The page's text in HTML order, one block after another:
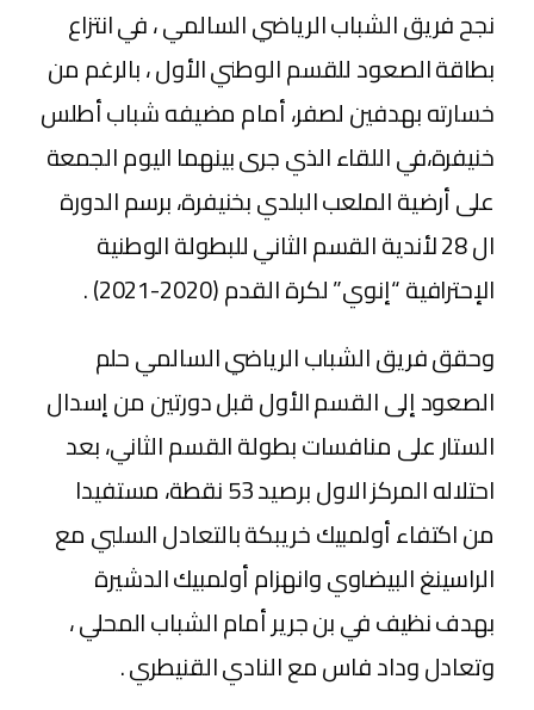
نجح فريق الشباب الرياضي السالمي ، في انتزاع
بطاقة الصعود للقسم الوطني الأول ، بالرغم من
خسارته بهدفين لصفر، أمام مضيفه شباب أطلس
خنيفرة،في اللقاء الذي جرى بينهما اليوم الجمعة
على أرضية الملعب البلدي بخنيفرة، برسم الدورة
ال 28 لأندية القسم الثاني للبطولة الوطنية
الإحترافية “إنوي” لكرة القدم (2020-2021) .
وحقق فريق الشباب الرياضي السالمي حلم
الصعود إلى القسم الأول قبل دورتين من إسدال
الستار على منافسات بطولة القسم الثاني، بعد
احتلاله المركز الاول برصيد 53 نقطة، مستفيدا
من اكتفاء أولمبيك خريبكة بالتعادل السلبي مع
الراسينغ البيضاوي وانهزام أولمبيك الدشيرة
بهدف نظيف في بن جرير أمام الشباب المحلي ،
وتعادل وداد فاس مع النادي القنيطري .